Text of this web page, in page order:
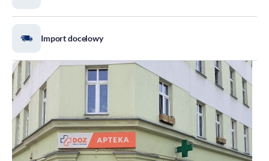
Import docelowy